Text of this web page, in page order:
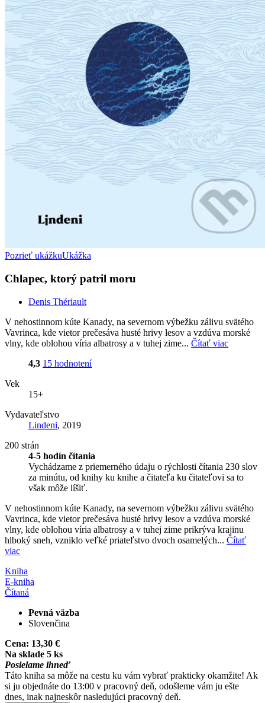
Pozrieť ukážkuUkážka
Chlapec, ktorý patril moru
Denis Thériault
V nehostinnom kúte Kanady, na severnom výbežku zálivu svätého
Vavrinca, kde vietor prečesáva husté hrivy lesov a vzdúva morské
vlny, kde oblohou víria albatrosy a v tuhej zime... Čítať viac
4,3 15 hodnotení
Vek
15+
Vydavateľstvo
Lindeni, 2019
200 strán
4-5 hodín čítania
Vychádzame z priemerného údaju o rýchlosti čítania 230 slov
za minútu, od knihy ku knihe a čitateľa ku čitateľovi sa to
však môže líšiť.
V nehostinnom kúte Kanady, na severnom výbežku zálivu svätého
Vavrinca, kde vietor prečesáva husté hrivy lesov a vzdúva morské
vlny, kde oblohou víria albatrosy a v tuhej zime prikrýva krajinu
hlboký sneh, vzniklo veľké priateľstvo dvoch osamelých... Čítať
viac
Kniha
E-kniha
Čítaná
Pevná väzba
Slovenčina
Cena: 13,30 €
Na sklade 5 ks
Posielame ihneď
Táto kniha sa môže na cestu ku vám vybrať prakticky okamžite! Ak
si ju objednáte do 13:00 v pracovný deň, odošleme vám ju ešte
dnes, inak najneskôr nasledujúci pracovný deň.